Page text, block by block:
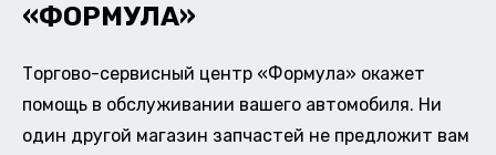
«ФОРМУЛА»
Торгово-сервисный центр «Формула» окажет
помощь в обслуживании вашего автомобиля. Ни
один другой магазин запчастей не предложит вам